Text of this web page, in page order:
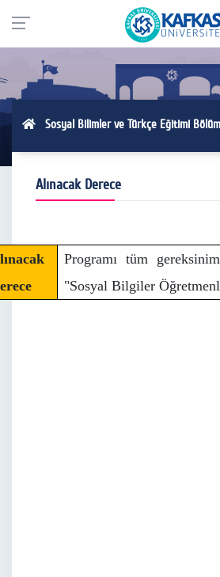
Sosyal Bilimler ve Türkçe Eğitimi
Alınacak Derece
Programı tüm
"Sosyal Bilgiler